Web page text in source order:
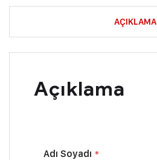
AÇIKLAMA
Açıklama
Adı Soyadı *